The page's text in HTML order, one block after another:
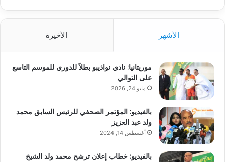
الأشهر الأخيرة
موريتانيا: نادي نواذيبو بطلاً للدوري للموسم التاسع
على التوالي
مايو 24, 2026
بالفيديو: المؤتمر الصحفي للرئيس السابق محمد
ولد عبد العزيز
أغسطس 14, 2024
بالفيديو: خطاب إعلان ترشح محمد ولد الشيخ